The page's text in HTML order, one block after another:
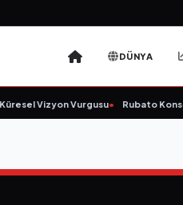
DÜNYA
Vizyon Vurgusu• Rubato Konser